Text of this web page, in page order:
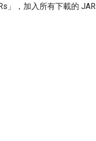
」，加入所有下載的 JAR